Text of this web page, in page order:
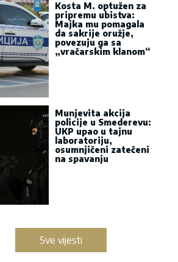
Kosta M. optužen za
pripremu ubistva:
Majka mu pomagala
da sakrije oružje,
povezuju ga sa
„vračarskim klanom“
Munjevita akcija
policije u Smederevu:
UKP upao u tajnu
laboratoriju,
osumnjičeni zatečeni
na spavanju
Sve vijesti